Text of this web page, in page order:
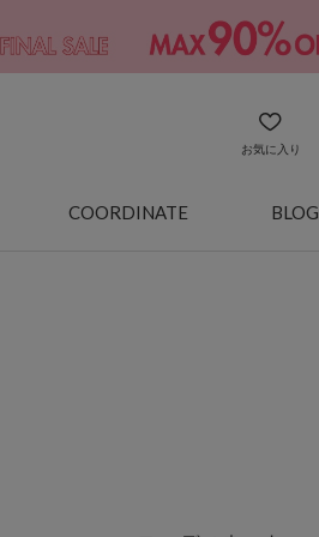
お気に入り
COORDINATE BLOG